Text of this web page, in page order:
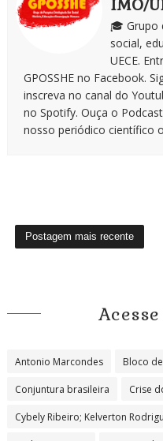
IMO/
🎓 Grupo
social,
UECE.
GPOSSHE no Facebook.
inscreva no canal do
no Spotify. Ouça o
nosso periódico científico
Postagem mais recente
Antonio Marcondes Bloco
Conjuntura brasileira Crise
Cybely Ribeiro; Kelverton